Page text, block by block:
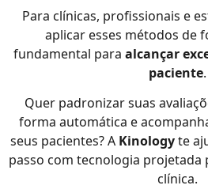
Para clínicas, profissionais e
aplicar esses métodos de
fundamental para alcançar
paciente.
Quer padronizar suas
forma automática e
seus pacientes? A Kinologyte
passo com tecnologia projetada
clínica.